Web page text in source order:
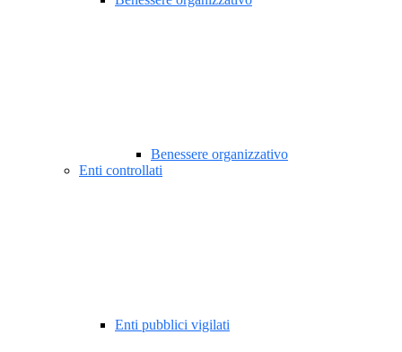
Benessere organizzativo
Enti controllati
Enti pubblici vigilati